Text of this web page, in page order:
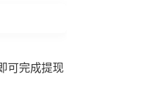
可完成提现